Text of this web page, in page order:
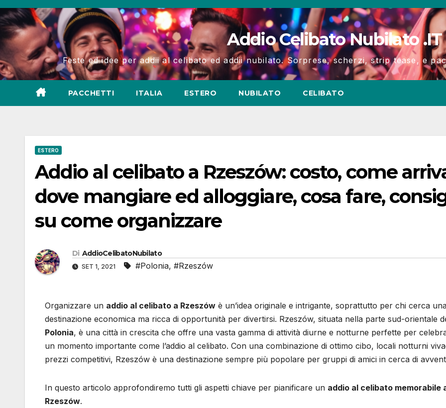
Salta
al
contenuto
Addio Celibato Nubilato .IT
Feste ed idee per addii al celibato ed addii nubilato. Sorprese, scherzi, strip tease, e
PACCHETTI ITALIA ESTERO NUBILATO CELIBATO
ESTERO
Addio al celibato a Rzeszów: costo, come
dove mangiare ed alloggiare, cosa fare,
su come organizzare
Di AddioCelibatoNubilato
SET 1, 2021 #Polonia, #Rzeszów
Organizzare un addio al celibato a Rzeszów è un’idea originale e intrigante, soprattutto per chi cerca
destinazione economica ma ricca di opportunità per divertirsi. Rzeszów, situata nella parte sud-orientale
Polonia, è una città in crescita che offre una vasta gamma di attività diurne e notturne perfette per
un momento importante come l’addio al celibato. Con una combinazione di ottimo cibo, locali notturni
prezzi competitivi, Rzeszów è una destinazione sempre più popolare per gruppi di amici in cerca di
In questo articolo approfondiremo tutti gli aspetti chiave per pianificare un addio al celibato memorabile
Rzeszów.